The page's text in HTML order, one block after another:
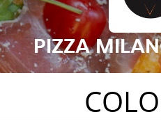
PIZZA